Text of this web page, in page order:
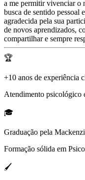
a me permitir vivenciar o
busca de sentido pessoal
agradecida pela sua
de novos aprendizados,
compartilhar e sempre
🏆
+10 anos de experiência
Atendimento psicológico
🎓
Graduação pela
Formação sólida em
🖌️